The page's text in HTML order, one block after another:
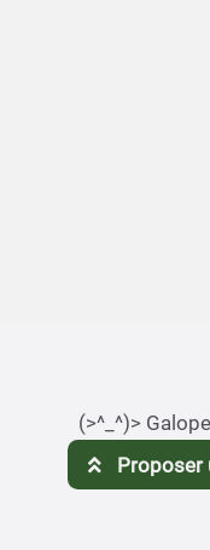
(>^_^)>
Proposer